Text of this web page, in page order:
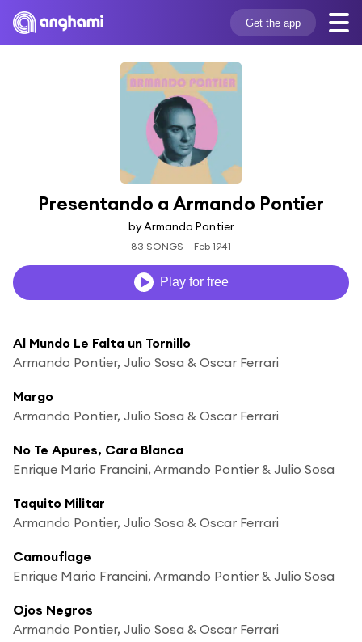
Get the app
Presentando a Armando Pontier
by Armando Pontier
83 SONGS Feb 1941
Play for free
Al Mundo Le Falta un Tornillo
Armando Pontier, Julio Sosa & Oscar Ferrari
Margo
Armando Pontier, Julio Sosa & Oscar Ferrari
No Te Apures, Cara Blanca
Enrique Mario Francini, Armando Pontier & Julio Sosa
Taquito Militar
Armando Pontier, Julio Sosa & Oscar Ferrari
Camouflage
Enrique Mario Francini, Armando Pontier & Julio Sosa
Ojos Negros
Armando Pontier, Julio Sosa & Oscar Ferrari